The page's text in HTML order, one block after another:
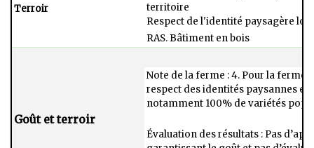
Terroir
territoire​
Respect de l'identité paysagère
RAS. Bâtiment en bois​
Goût et terroir
Note de la ferme : 4. Pour la ferme
respect des identités paysannes
notamment 100% de variétés
Évaluation des résultats : Pas